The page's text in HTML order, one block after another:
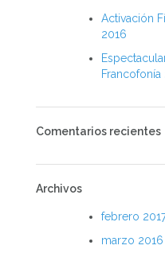
Activación
2016
Francofonía
Comentarios recientes
Archivos
febrero
marzo 2016